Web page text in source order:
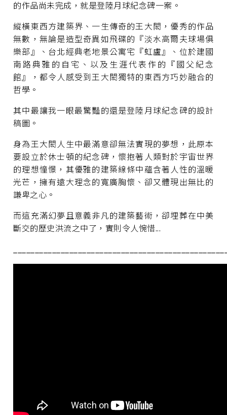
的作品尚未完成，就是登陸月球紀念碑一案。
縱橫東西方建築界、一生傳奇的王大閎，優秀的作品
無數，無論是造型奇異如飛碟的『淡水高爾夫球場俱
樂部』、台北經典老地景公寓宅『虹盧』、位於建國
南路典雅的自宅、以及生涯代表作的『國父紀念
館』，都令人感受到王大閎獨特的東西方巧妙融合的
哲學。
其中最讓我一眼最驚豔的還是登陸月球紀念碑的設計
稿圖。
身為王大閎人生中最滿意卻無法實現的夢想，此原本
要設立於休士頓的紀念碑，懷抱著人類對於宇宙世界
的理想憧憬，其優雅的建築線條中蘊含著人性的溫暖
光芒，擁有遠大理念的寬廣胸懷、卻又體現出無比的
謙卑之心。
而這充滿幻夢且意義非凡的建築藝術，卻埋葬在中美
斷交的歷史洪流之中了，實則令人惋惜...